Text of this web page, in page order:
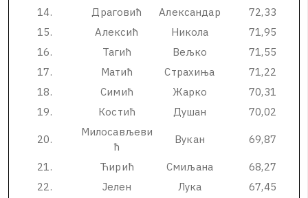
14. Драговић Александар 72,33
15. Алексић Никола 71,95
16. Тагић Вељко 71,55
17. Матић Страхиња 71,22
18. Симић Жарко 70,31
19. Костић Душан 70,02
20.
Милосављеви
ћ
Вукан 69,87
21. Ћирић Смиљана 68,27
22. Јелен Лука 67,45